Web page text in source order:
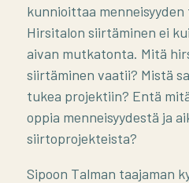
kunnioittaa menneisyyden
Hirsitalon siirtäminen ei
aivan mutkatonta. Mitä
siirtäminen vaatii? Mistä
tukea projektiin? Entä
oppia menneisyydestä ja
siirtoprojekteista?
Sipoon Talman taajaman